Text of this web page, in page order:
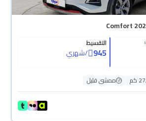
التقسيط
945
/شهري
كم
ممشى قليل